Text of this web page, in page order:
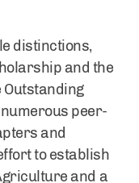
distinctions,
and the
Outstanding
peer-
and
to establish
and a